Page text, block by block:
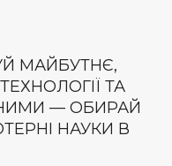
МАЙБУТНЄ,
ТА
— ОБИРАЙ
НАУКИ В